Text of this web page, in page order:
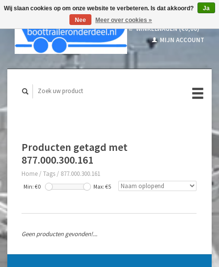
WINKELWAGEN (€0,00)
MIJN ACCOUNT
Producten getagd met
877.000.300.161
Home / Tags / 877.000.300.161
Min: €0 Max: €5
Geen producten gevonden!...
Wij slaan cookies op om onze website te verbeteren. Is dat akkoord?
Ja
Nee
Meer over cookies »